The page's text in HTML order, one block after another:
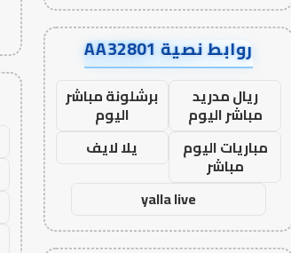
روابط نصية AA32801
ريال مدريد
مباشر اليوم
برشلونة مباشر
اليوم
مباريات اليوم
مباشر
يلا لايف
yalla live